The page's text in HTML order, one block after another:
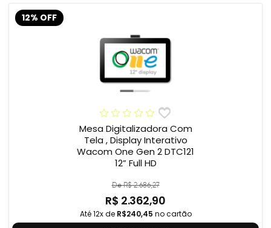
12% OFF
Mesa Digitalizadora Com
Tela , Display Interativo
Wacom One Gen 2 DTC121
12” Full HD
De R$ 2.686,27
R$ 2.362,90
Até 12x de R$240,45 no cartão